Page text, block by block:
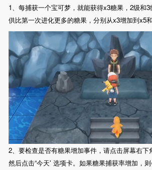
1、每捕获一个宝可梦，就能获得x3糖果，2级和
供比第一次进化更多的糖果，分别从x3增加到x5和
2、要检查是否有糖果增加事件，请点击屏幕右下
然后点击“今天' 选项卡。如果糖果捕获率增加，